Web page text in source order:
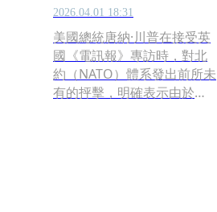
2026.04.01 18:31
美國總統唐納·川普在接受英
國《電訊報》專訪時，對北
約（NATO）體系發出前所未
有的抨擊，明確表示由於盟